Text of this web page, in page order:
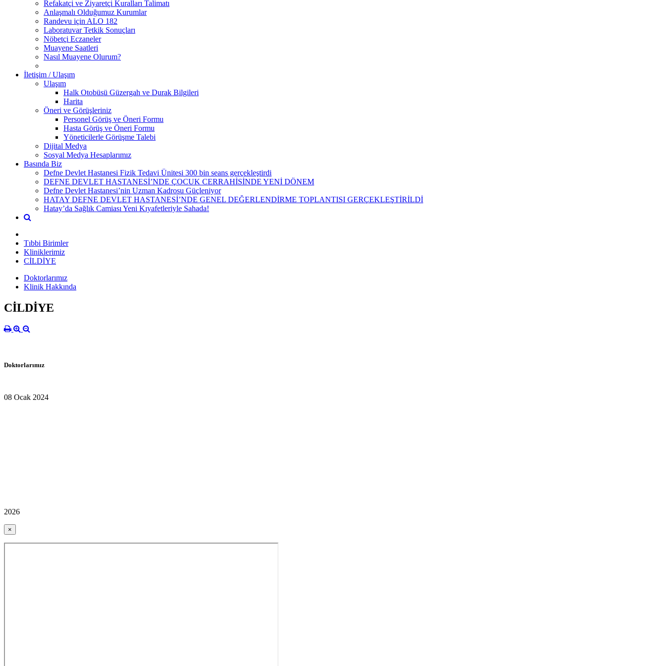
Refakatçi ve Ziyaretçi Kuralları Talimatı
Anlaşmalı Olduğumuz Kurumlar
Randevu için ALO 182
Laboratuvar Tetkik Sonuçları
Nöbetçi Eczaneler
Muayene Saatleri
Nasıl Muayene Olurum?
İletişim / Ulaşım
Ulaşım
Halk Otobüsü Güzergah ve Durak Bilgileri
Harita
Öneri ve Görüşleriniz
Personel Görüş ve Öneri Formu
Hasta Görüş ve Öneri Formu
Yöneticilerle Görüşme Talebi
Dijital Medya
Sosyal Medya Hesaplarımız
Basında Biz
Defne Devlet Hastanesi Fizik Tedavi Ünitesi 300 bin seans gerçekleştirdi
DEFNE DEVLET HASTANESİ’NDE ÇOCUK CERRAHİSİNDE YENİ DÖNEM
Defne Devlet Hastanesi’nin Uzman Kadrosu Güçleniyor
HATAY DEFNE DEVLET HASTANESİ’NDE GENEL DEĞERLENDİRME TOPLANTISI GERÇEKLEŞTİRİLDİ
Hatay’da Sağlık Camiası Yeni Kıyafetleriyle Sahada!
Tıbbi Birimler
Kliniklerimiz
CİLDİYE
Doktorlarımız
Klinik Hakkında
CİLDİYE
Doktorlarımız
08 Ocak 2024
2026
×